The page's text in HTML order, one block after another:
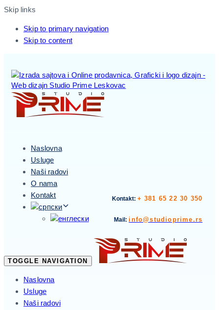
Skip links
Skip to primary navigation
Skip to content
Naslovna
Usluge
Naši radovi
O nama
Kontakt
Kontakt: + 381 65 22 30 350
Mail:info@studioprime.rs
TOGGLE NAVIGATION
Naslovna
Usluge
Naši radovi